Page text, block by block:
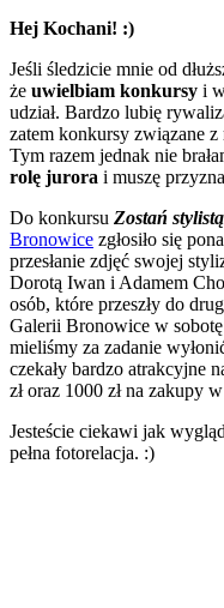
Hej Kochani! :)
Jeśli śledzicie mnie od
że uwielbiam konkursy i
udział. Bardzo lubię
zatem konkursy związane
Tym razem jednak nie
rolę jurora i muszę
Do konkursu Zostań stylistą
Bronowice zgłosiło się
przesłanie zdjęć swojej
Dorotą Iwan i Adamem
osób, które przeszły do
Galerii Bronowice w
mieliśmy za zadanie
czekały bardzo atrakcyjne
zł oraz 1000 zł na zakupy
Jesteście ciekawi jak
pełna fotorelacja. :)